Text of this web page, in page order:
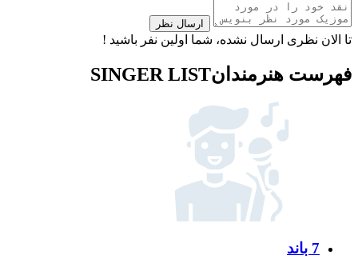
ارسال نظر
تا الان نظری ارسال نشده، شما اولین نفر باشید !
فهرست هنرمندانSINGER LIST
7 باند